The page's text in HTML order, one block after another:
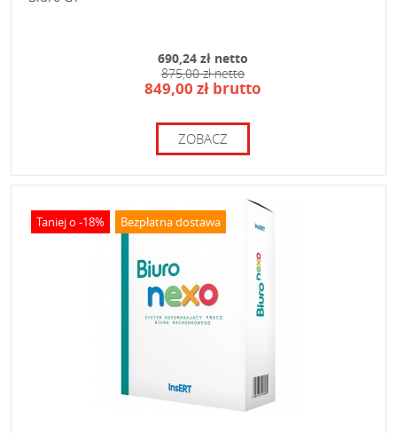
690,24 zł netto
875,00 zł netto
849,00 zł brutto
ZOBACZ
Taniej o -18% Bezpłatna dostawa